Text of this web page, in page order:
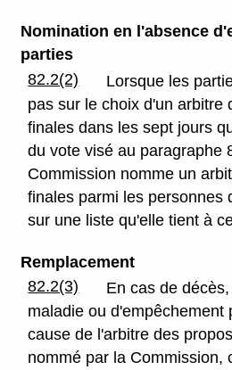
Nomination en l'absence
parties
82.2(2)
Lorsque les
pas sur le choix d'un arbitre
finales dans les sept jours
du vote visé au paragraphe
Commission nomme un
finales parmi les personnes
sur une liste qu'elle tient à
Remplacement
82.2(3)
En cas de
maladie ou d'empêchement
cause de l'arbitre des
nommé par la Commission,